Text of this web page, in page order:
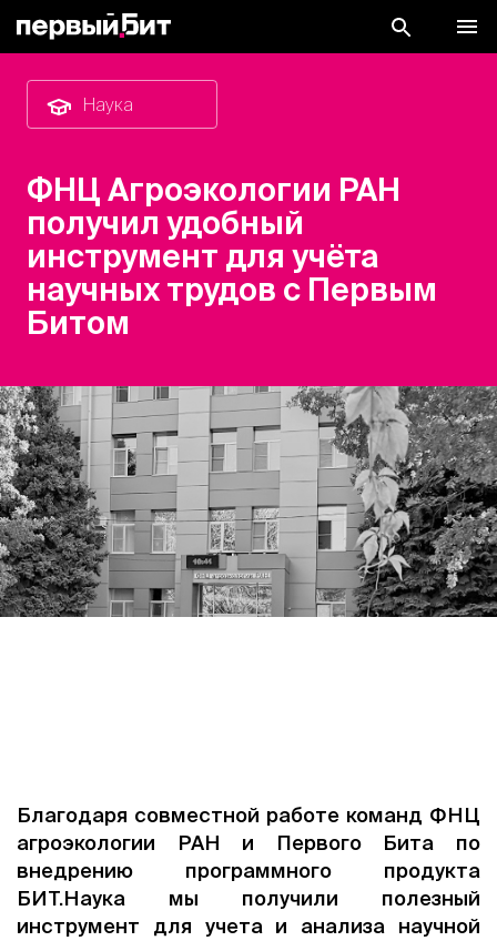
Наука
ФНЦ Агроэкологии РАН
получил удобный
инструмент для учёта
научных трудов с Первым
Битом
Благодаря совместной работе команд ФНЦ
агроэкологии РАН и Первого Бита по
внедрению программного продукта
БИТ.Наука мы получили полезный
инструмент для учета и анализа научной